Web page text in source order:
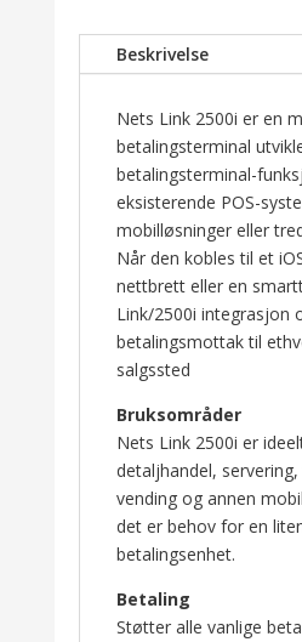
Beskrivelse
Nets Link 2500i er en
betalingsterminal
betalingsterminal-
eksisterende POS-
mobilløsninger eller
Når den kobles til et
nettbrett eller en
Link/2500i integrasjon
betalingsmottak til
salgssted
Bruksområder
Nets Link 2500i er
detaljhandel,
vending og annen
det er behov for en
betalingsenhet.
Betaling
Støtter alle vanlige